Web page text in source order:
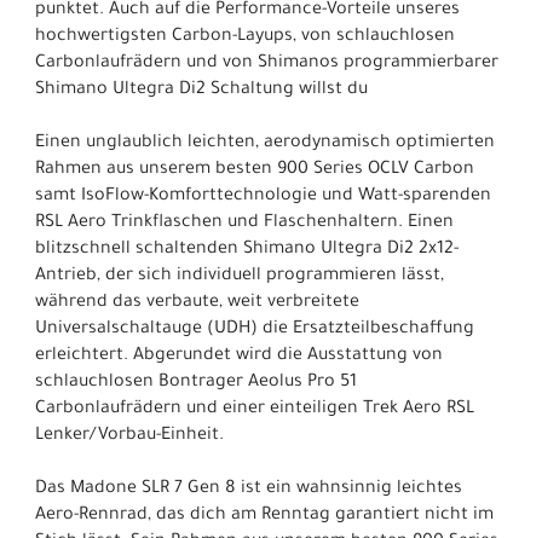
punktet. Auch auf die Performance-Vorteile unseres
hochwertigsten Carbon-Layups, von schlauchlosen
Carbonlaufrädern und von Shimanos programmierbarer
Shimano Ultegra Di2 Schaltung willst du
Einen unglaublich leichten, aerodynamisch optimierten
Rahmen aus unserem besten 900 Series OCLV Carbon
samt IsoFlow-Komforttechnologie und Watt-sparenden
RSL Aero Trinkflaschen und Flaschenhaltern. Einen
blitzschnell schaltenden Shimano Ultegra Di2 2x12-
Antrieb, der sich individuell programmieren lässt,
während das verbaute, weit verbreitete
Universalschaltauge (UDH) die Ersatzteilbeschaffung
erleichtert. Abgerundet wird die Ausstattung von
schlauchlosen Bontrager Aeolus Pro 51
Carbonlaufrädern und einer einteiligen Trek Aero RSL
Lenker/Vorbau-Einheit.
Das Madone SLR 7 Gen 8 ist ein wahnsinnig leichtes
Aero-Rennrad, das dich am Renntag garantiert nicht im